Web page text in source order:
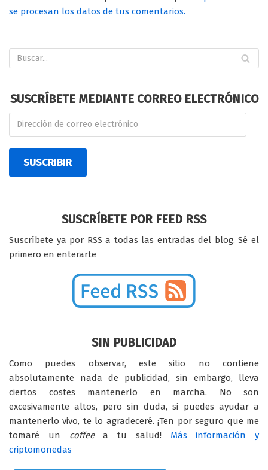
se procesan los datos de tus comentarios.
SUSCRÍBETE MEDIANTE CORREO ELECTRÓNICO
SUSCRIBIR
SUSCRÍBETE POR FEED RSS
Suscríbete ya por RSS a todas las entradas del blog. Sé el
primero en enterarte
SIN PUBLICIDAD
Como puedes observar, este sitio no contiene
absolutamente nada de publicidad, sin embargo, lleva
ciertos costes mantenerlo en marcha. No son
excesivamente altos, pero sin duda, si puedes ayudar a
mantenerlo vivo, te lo agradeceré. ¡Ten por seguro que me
tomaré un coffeea tu salud! Más información y
criptomonedas